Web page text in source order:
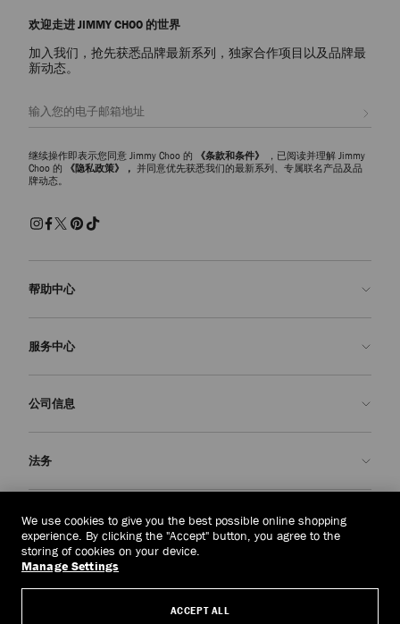
欢迎走进 JIMMY CHOO 的世界
加入我们，抢先获悉品牌最新系列，独家合作项目以及品牌最
新动态。
继续操作即表示您同意 Jimmy Choo 的 《条款和条件》
，已阅读并理解 Jimmy
Choo 的
《隐私政策》， 并同意优先获悉我们的最新系列、专属联名产品及品
牌动态。
帮助中心
常见问题解答
提交退货
送货
服务中心
定制服务
保修服务
公司信息
我们的历史
我们的影响与责任
我們的影響與責任
匠心工艺
法务
条款与条件
被遗忘权
主体访问请求表
泰国(฿)
We use cookies to give you the best possible online shopping
experience. By clicking the "Accept" button, you agree to the
storing of cookies on your device.
Manage Settings
ACCEPT ALL